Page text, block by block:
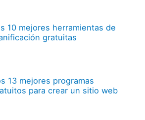
10 mejores herramientas de
gratuitas
13 mejores programas
para crear un sitio web